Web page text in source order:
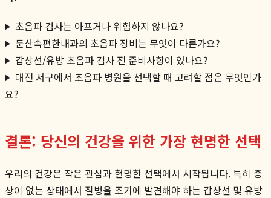
초음파 검사는 아프거나 위험하지 않나요?
둔산속편한내과의 초음파 장비는 무엇이 다른가요?
갑상선/유방 초음파 검사 전 준비사항이 있나요?
대전 서구에서 초음파 병원을 선택할 때 고려할 점은 무엇인가
요?
결론: 당신의 건강을 위한 가장 현명한 선택
우리의 건강은 작은 관심과 현명한 선택에서 시작됩니다. 특히 증
상이 없는 상태에서 질병을 조기에 발견해야 하는 갑상선 및 유방